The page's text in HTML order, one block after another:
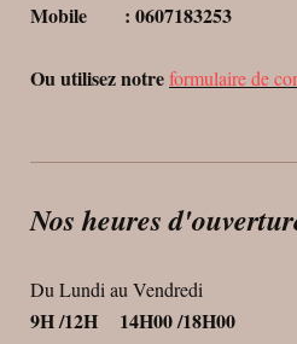
Mobile : 0607183253
Ou utilisez notreformulaire de
Nos heures
Du Lundi au Vendredi
9H /12H 14H00 /18H00